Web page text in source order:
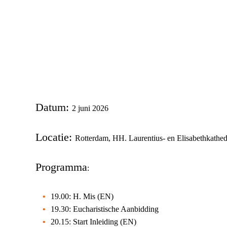
Datum: 2 juni 2026
Locatie: Rotterdam, HH. Laurentius- en
Programma:
19.00: H. Mis (EN)
19.30: Eucharistische Aanbidding
20.15: Start Inleiding (EN)